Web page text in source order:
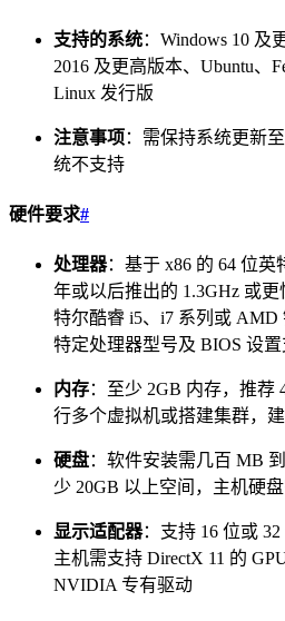
支持的系统：Windows 10 及
2016 及更高版本、Ubuntu、
Linux 发行版
注意事项 ：需保持系统更新
统不支持
硬件要求#
处理器：基于 x86 的 64 位英
年或以后推出的 1.3GHz 或
特尔酷睿 i5、i7 系列或
特定处理器型号及 BIOS 设
内存：至少 2GB 内存，推荐
行多个虚拟机或搭建集群，
硬盘：软件安装需几百 MB
少 20GB 以上空间，主机硬
显示适配器：支持 16 位或
主机需支持 DirectX 11 的
NVIDIA 专有驱动